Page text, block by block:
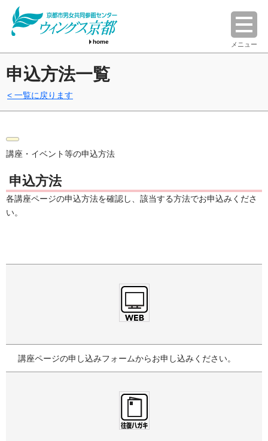
home メニュー
申込方法一覧
一覧に戻ります
講座・イベント等の申込方法
申込方法
各講座ページの申込方法を確認し、該当する方法でお申込みくださ
い。
講座ページの申し込みフォームからお申し込みください。